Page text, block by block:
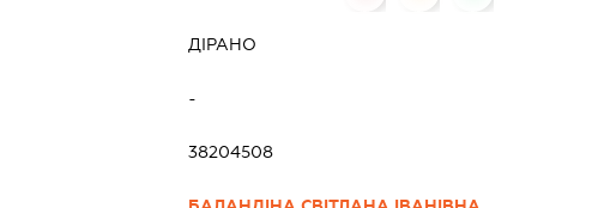
ДІРАНО
-
38204508